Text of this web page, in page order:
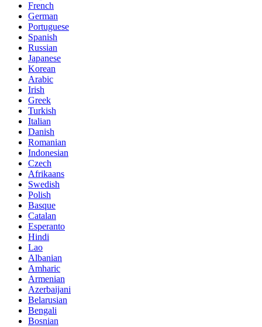
French
German
Portuguese
Spanish
Russian
Japanese
Korean
Arabic
Irish
Greek
Turkish
Italian
Danish
Romanian
Indonesian
Czech
Afrikaans
Swedish
Polish
Basque
Catalan
Esperanto
Hindi
Lao
Albanian
Amharic
Armenian
Azerbaijani
Belarusian
Bengali
Bosnian